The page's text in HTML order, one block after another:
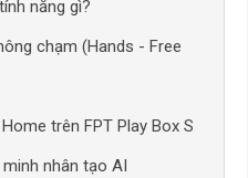
năng gì?
chạm (Hands - Free
trên FPT Play Box S
nhân tạo AI